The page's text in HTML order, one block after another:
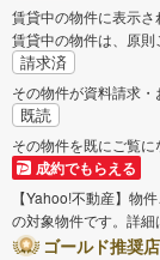
賃貸中の物件に表示さ
賃貸中の物件は、原則
請求済
その物件が資料請求・
既読
その物件を既にご覧に
成約でもらえる
【Yahoo!不動産】物
の対象物件です。詳細
ゴールド推奨店